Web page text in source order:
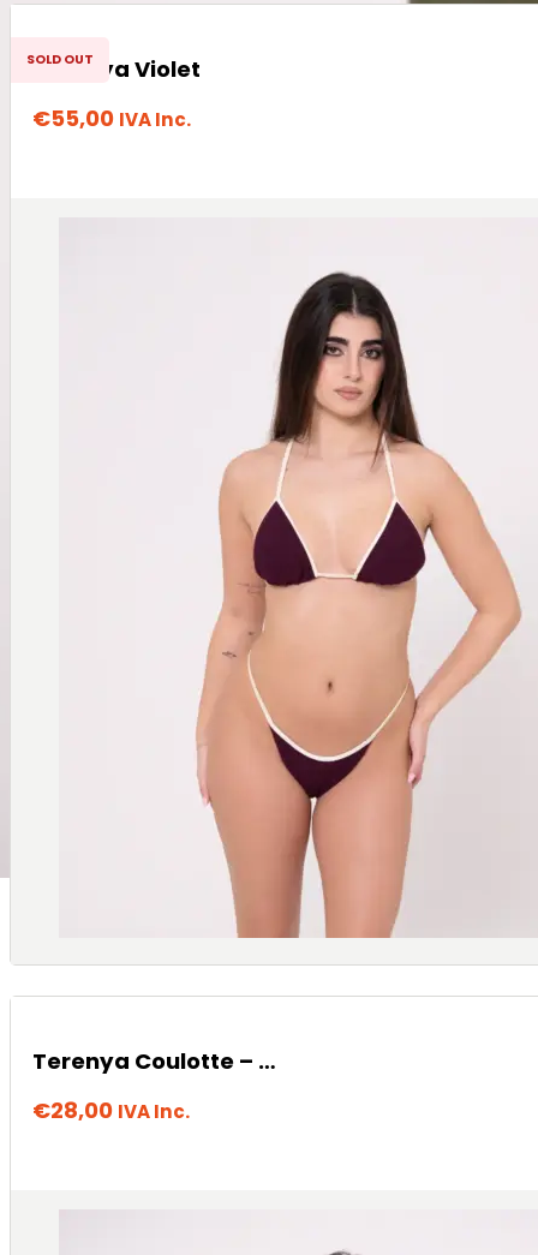
SOLD OUT
Terenya Violet
€55,00 IVA Inc.
Terenya Coulotte – Matcha
€28,00 IVA Inc.